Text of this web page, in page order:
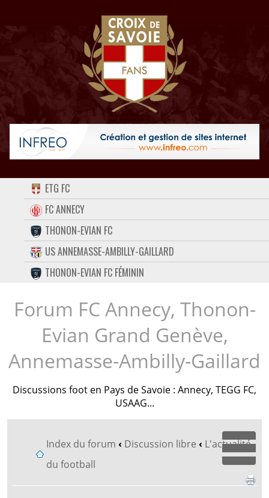
ACCUEIL
FORUM
CONTACT
FACEBOOK
TWITTER
INSTAGRAM
ETG FC
FC ANNECY
THONON-EVIAN FC
US ANNEMASSE-AMBILLY-GAILLARD
THONON-EVIAN FC FÉMININ
Forum FC Annecy, Thonon-
Evian Grand Genève,
Annemasse-Ambilly-Gaillard
Discussions foot en Pays de Savoie : Annecy, TEGG FC,
USAAG...
Index du forum ‹ Discussion libre ‹ L'actualité
du football